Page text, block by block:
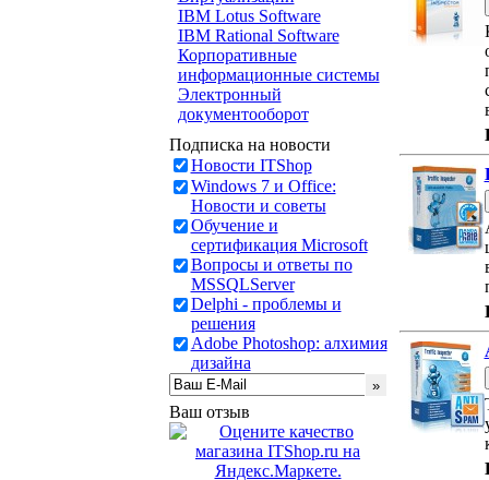
IBM Lotus Software
IBM Rational Software
Корпоративные
информационные системы
Электронный
документооборот
Подписка на новости
Новости ITShop
Windows 7 и Office:
Новости и советы
Обучение и
сертификация Microsoft
Вопросы и ответы по
MSSQLServer
Delphi - проблемы и
решения
Adobe Photoshop: алхимия
дизайна
Ваш отзыв